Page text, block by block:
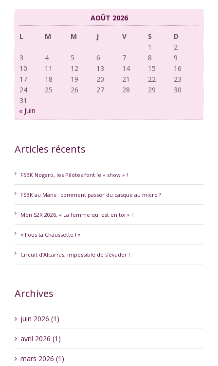
AOÛT 2026
L
M M J V S
D
1
2
3
4 5 6 7 8
9
10
11 12 13 14 15
16
17
18 19 20 21 22
23
24
25 26 27 28 29
30
31
« Juin
Articles récents
FSBK Nogaro, les Pilotes font le « show » !
FSBK au Mans : comment passer du casque au micro ?
Mon S2R 2026, « La femme qui est en toi » !
« Fous ta Chaussette ! »
Circuit d’Alcarras, impossible de s’évader !
Archives
juin 2026 (1)
avril 2026 (1)
mars 2026 (1)